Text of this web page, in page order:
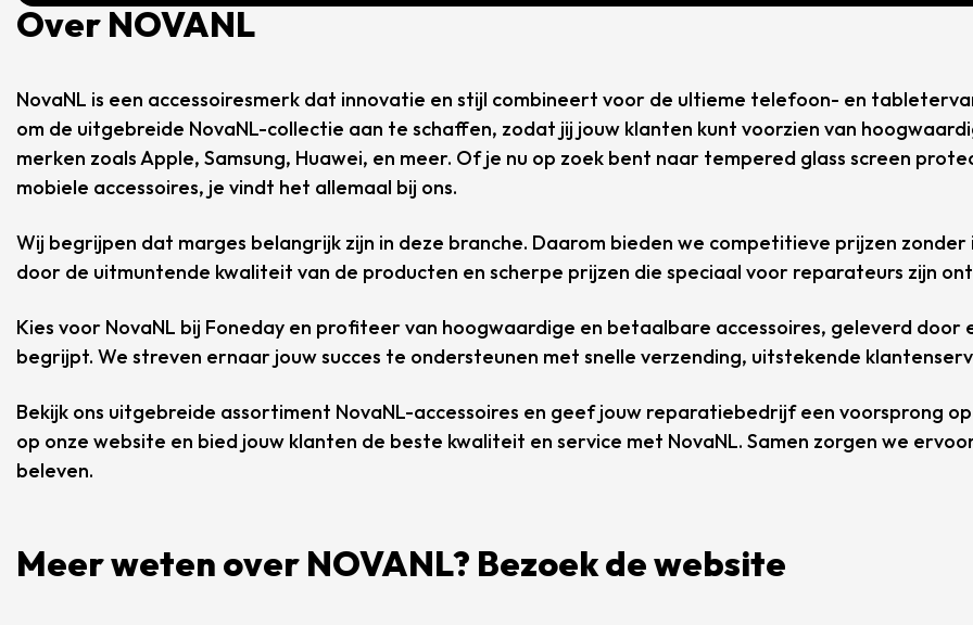
Over NOVANL
NovaNL is een accessoiresmerk dat innovatie en stijl combineert voor de ultieme telefoon- en
om de uitgebreide NovaNL-collectie aan te schaffen, zodat jij jouw klanten kunt voorzien van
merken zoals Apple, Samsung, Huawei, en meer. Of je nu op zoek bent naar tempered glass screen
mobiele accessoires, je vindt het allemaal bij ons.
Wij begrijpen dat marges belangrijk zijn in deze branche. Daarom bieden we competitieve prijzen
door de uitmuntende kwaliteit van de producten en scherpe prijzen die speciaal voor reparateurs zijn
Kies voor NovaNL bij Foneday en profiteer van hoogwaardige en betaalbare accessoires, geleverd
begrijpt. We streven ernaar jouw succes te ondersteunen met snelle verzending, uitstekende
Bekijk ons uitgebreide assortiment NovaNL-accessoires en geef jouw reparatiebedrijf een voorsprong
op onze website en bied jouw klanten de beste kwaliteit en service met NovaNL. Samen zorgen we
beleven.
Meer weten over NOVANL? Bezoek de website